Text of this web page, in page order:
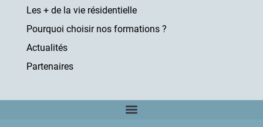
Les + de la vie résidentielle
Pourquoi choisir nos formations ?
Actualités
Partenaires